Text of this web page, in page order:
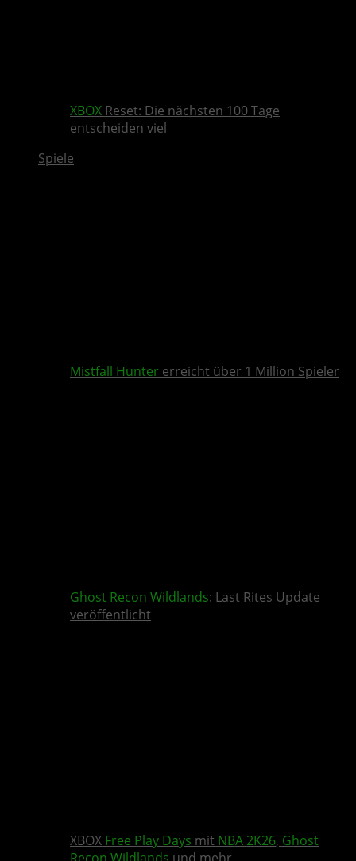
XBOX Reset: Die nächsten 100 Tage
entscheiden viel
Spiele
Mistfall Hunter erreicht über 1 Million Spieler
Ghost Recon Wildlands: Last Rites Update
veröffentlicht
XBOX Free Play Days mit NBA 2K26, Ghost